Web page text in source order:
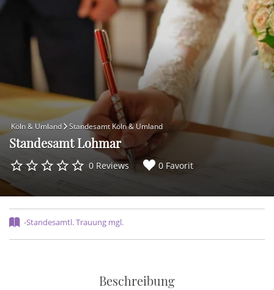
Köln & Umland Standesamt Köln & Umland
Standesamt Lohmar
0 Reviews 0 Favorit
-Standesamtl. Trauung mgl.
Beschreibung